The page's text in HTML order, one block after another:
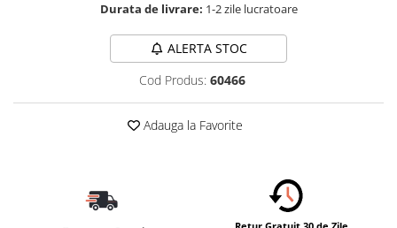
Durata de livrare: 1-2 zile lucratoare
ALERTA STOC
Cod Produs: 60466
Adauga la Favorite